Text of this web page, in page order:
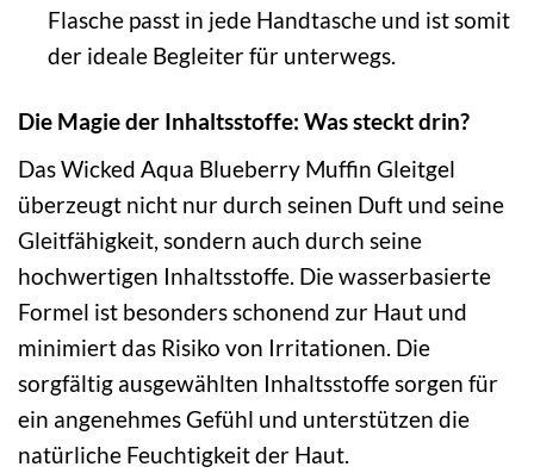
Flasche passt in jede Handtasche und ist somit
der ideale Begleiter für unterwegs.
Die Magie der Inhaltsstoffe: Was steckt drin?
Das Wicked Aqua Blueberry Muffin Gleitgel
überzeugt nicht nur durch seinen Duft und seine
Gleitfähigkeit, sondern auch durch seine
hochwertigen Inhaltsstoffe. Die wasserbasierte
Formel ist besonders schonend zur Haut und
minimiert das Risiko von Irritationen. Die
sorgfältig ausgewählten Inhaltsstoffe sorgen für
ein angenehmes Gefühl und unterstützen die
natürliche Feuchtigkeit der Haut.